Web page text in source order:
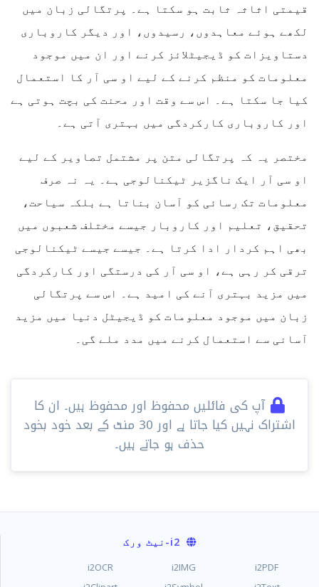
قیمتی اثاثہ ثابت ہو سکتا ہے۔ پرتگالی زبان میں
لکھے ہوئے معاہدوں، رسیدوں، اور دیگر کاروباری
دستاویزات کو ڈیجیٹلائز کرنے اور ان میں موجود
معلومات کو منظم کرنے کے لیے او سی آر کا استعمال
کیا جا سکتا ہے۔ اس سے وقت اور محنت کی بچت ہوتی ہے
اور کاروباری کارکردگی میں بہتری آتی ہے۔
مختصر یہ کہ پرتگالی متن پر مشتمل تصاویر کے لیے
او سی آر ایک ناگزیر ٹیکنالوجی ہے۔ یہ نہ صرف
معلومات تک رسائی کو آسان بناتا ہے بلکہ سیاحت،
تحقیق، تعلیم اور کاروبار جیسے مختلف شعبوں میں
بھی اہم کردار ادا کرتا ہے۔ جیسے جیسے ٹیکنالوجی
ترقی کر رہی ہے، او سی آر کی درستگی اور کارکردگی
میں مزید بہتری آنے کی امید ہے۔ اس سے پرتگالی
زبان میں موجود معلومات کو ڈیجیٹل دنیا میں مزید
آسانی سے استعمال کرنے میں مدد ملے گی۔
آپ کی فائلیں محفوظ اور محفوظ ہیں۔ ان کا
اشتراک نہیں کیا جاتا ہے اور 30 ​​منٹ کے بعد خود بخود
حذف ہو جاتے ہیں۔
i2-نیٹ ورک
i2PDF
i2IMG
i2OCR